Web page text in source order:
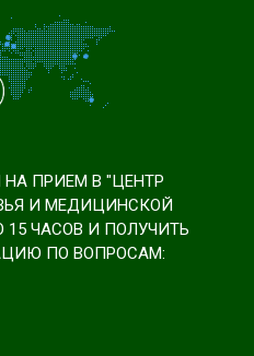
ПРИЕМ В "ЦЕНТР
И МЕДИЦИНСКОЙ
ЧАСОВ И ПОЛУЧИТЬ
ПО ВОПРОСАМ: